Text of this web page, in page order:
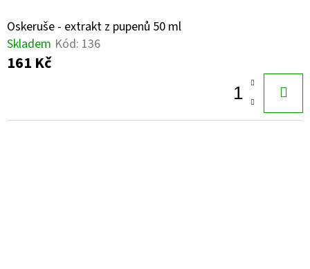
Oskeruše - extrakt z pupenů 50 ml
Skladem Kód: 136
161 Kč